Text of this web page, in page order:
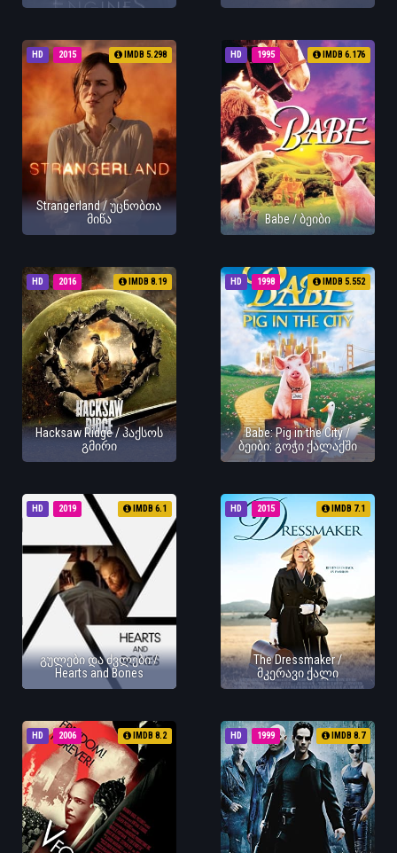
HD 2015 IMDB 5.298
Strangerland / უცნობთა
მიწა
HD 1995 IMDB 6.176
Babe / ბეიბი
HD 2016 IMDB 8.19
Hacksaw Ridge / ჰაქსოს
გმირი
HD 1998 IMDB 5.552
Babe: Pig in the City /
ბეიბი: გოჭი ქალაქში
HD 2019 IMDB 6.1
გულები და ძვლები /
Hearts and Bones
HD 2015 IMDB 7.1
The Dressmaker /
მკერავი ქალი
HD 2006 IMDB 8.2 HD 1999 IMDB 8.7